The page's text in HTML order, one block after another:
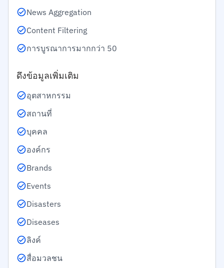
News Aggregation
Content Filtering
การบูรณาการมากกว่า 50
ดึงข้อมูลเพิ่มเติม
อุตสาหกรรม
สถานที่
บุคคล
องค์กร
Brands
Events
Disasters
Diseases
ลิงค์
สื่อมวลชน